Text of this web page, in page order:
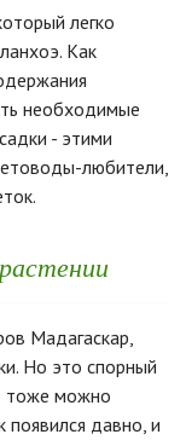
легко
Как
необходимые
- этими
любители,
Мадагаскар,
Но это спорный
тоже можно
появился давно, и